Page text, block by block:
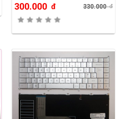
300.000 đ 330.000đ